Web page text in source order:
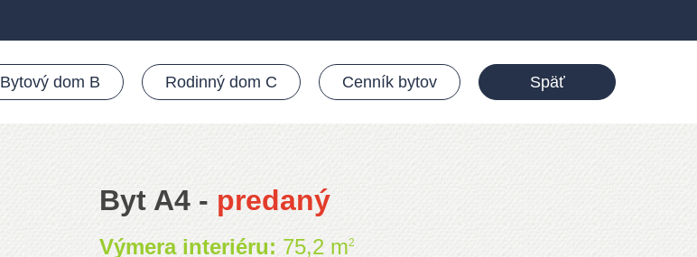
Bytový dom B Rodinný dom C Cenník bytov Späť
Byt A4 - predaný
Výmera interiéru: 75,2 m2